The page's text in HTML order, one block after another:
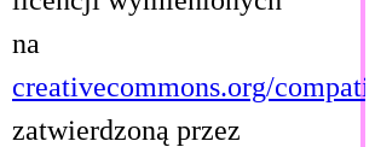
na
creativecommons.org/
zatwierdzoną przez